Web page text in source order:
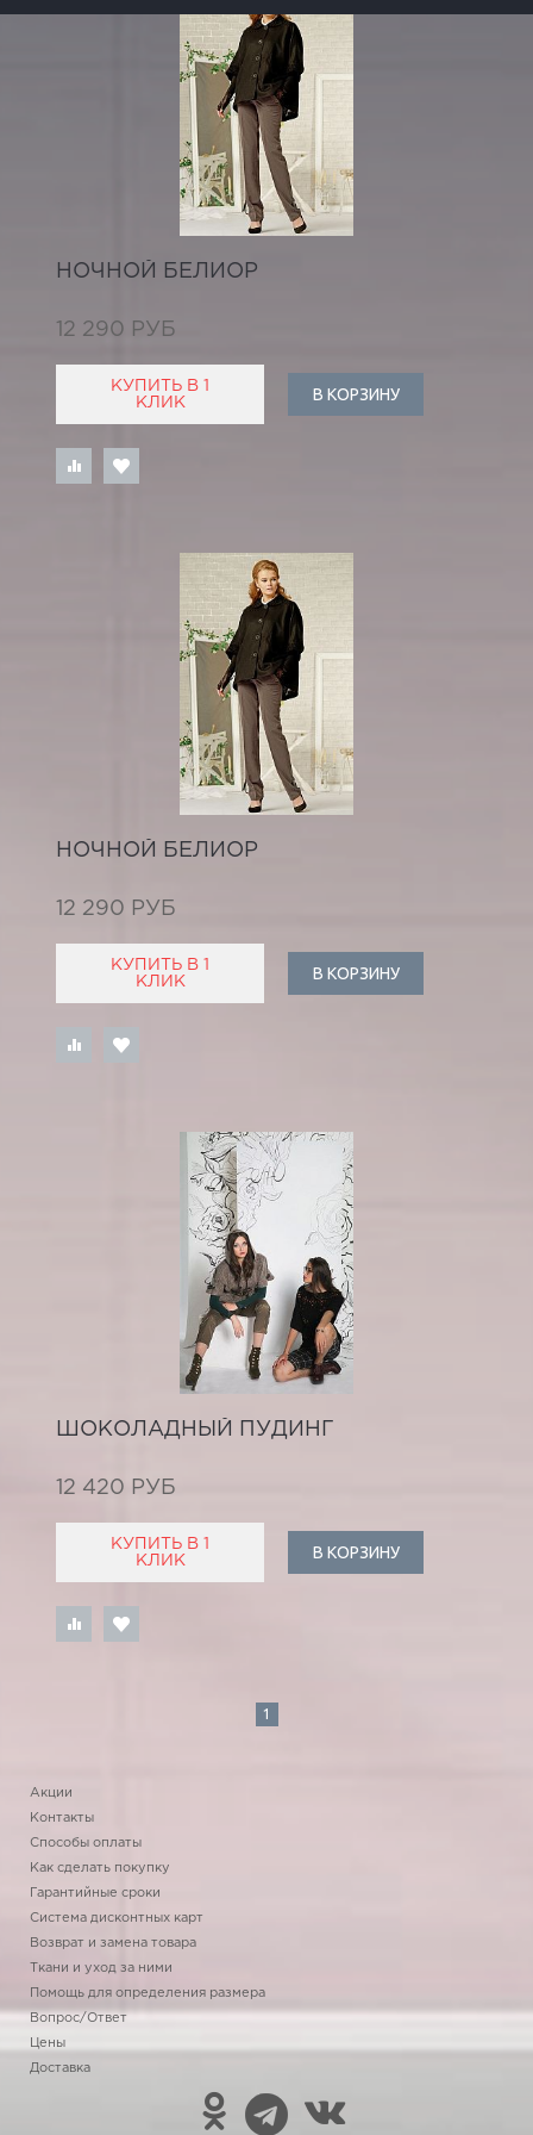
НОЧНОЙ БЕЛИОР
12 290 РУБ
КУПИТЬ В 1
КЛИК
В КОРЗИНУ
НОЧНОЙ БЕЛИОР
12 290 РУБ
КУПИТЬ В 1
КЛИК
В КОРЗИНУ
ШОКОЛАДНЫЙ ПУДИНГ
12 420 РУБ
КУПИТЬ В 1
КЛИК
В КОРЗИНУ
1
Акции
Контакты
Способы оплаты
Как сделать покупку
Гарантийные сроки
Система дисконтных карт
Возврат и замена товара
Ткани и уход за ними
Помощь для определения размера
Вопрос/Ответ
Цены
Доставка